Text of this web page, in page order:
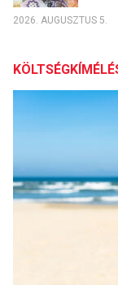
2026. AUGUSZTUS 5.